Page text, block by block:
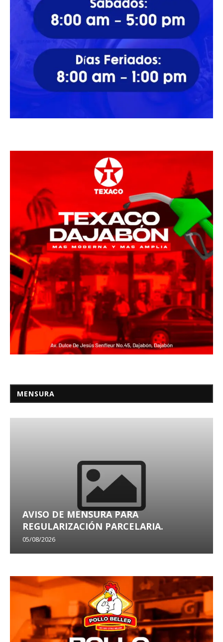
MENSURA
AVISO DE MENSURA PARA
REGULARIZACIÓN PARCELARIA.
05/08/2026